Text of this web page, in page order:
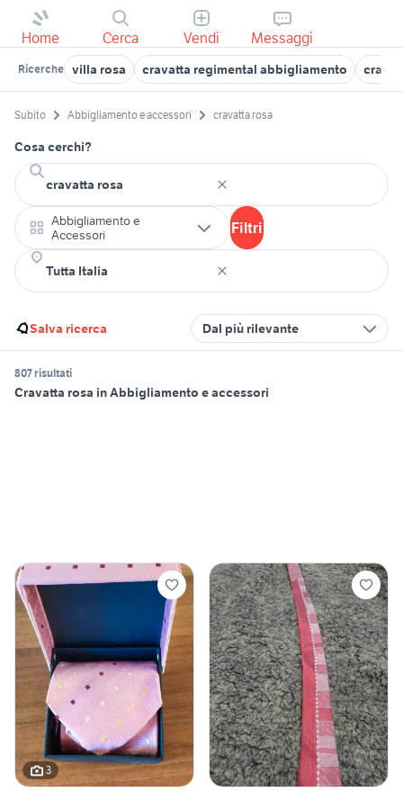
Home Cerca Vendi Messaggi
Ricerche villa rosa cravatta regimental abbigliamento
Subito Abbigliamento e accessori cravatta rosa
Cosa cerchi?
Abbigliamento e
Accessori
Filtri
Salva ricerca Dal più rilevante
807 risultati
Cravatta rosa in Abbigliamento e accessori
3